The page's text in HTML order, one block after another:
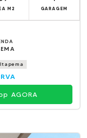
M2 GARAGEM
AGORA